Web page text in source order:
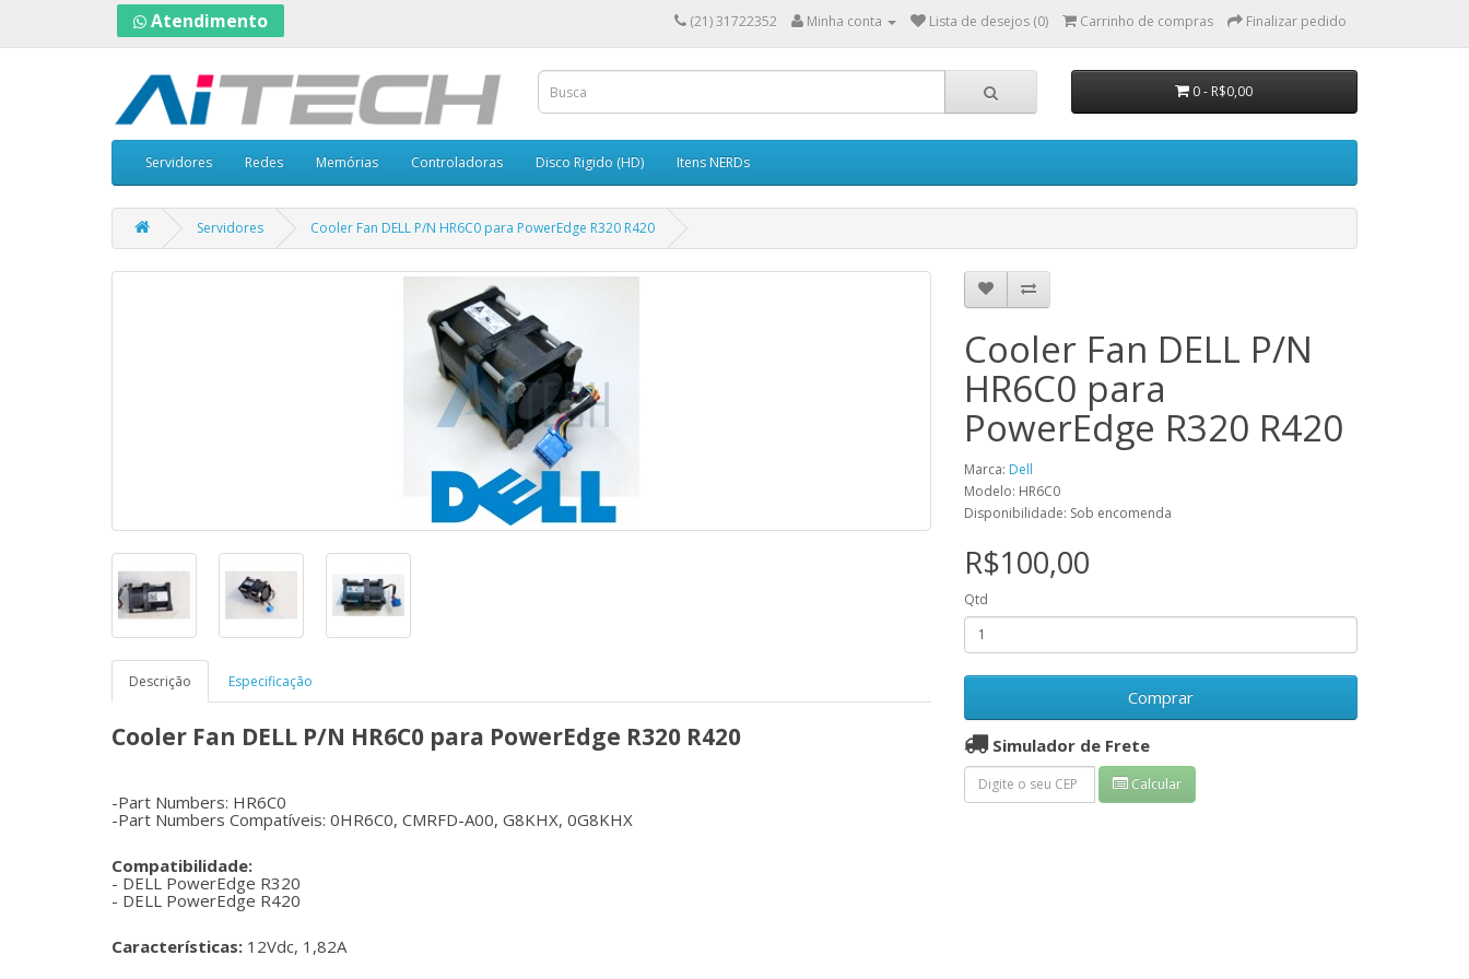
Atendimento (21) 31722352 Minha conta Lista de desejos (0) Carrinho de compras Finalizar pedido
0 - R$0,00
Servidores Redes Memórias Controladoras Disco Rigido (HD) Itens NERDs
Servidores Cooler Fan DELL P/N HR6C0 para PowerEdge R320 R420
Descrição Especificação
Cooler Fan DELL P/N HR6C0 para PowerEdge R320 R420
-Part Numbers: HR6C0
-Part Numbers Compatíveis: 0HR6C0, CMRFD-A00, G8KHX, 0G8KHX
Compatibilidade:
- DELL PowerEdge R320
- DELL PowerEdge R420
Características: 12Vdc, 1,82A
Cooler Fan DELL P/N
HR6C0 para
PowerEdge R320 R420
Marca: Dell
Modelo: HR6C0
Disponibilidade: Sob encomenda
R$100,00
Qtd
Comprar
Simulador de Frete
Calcular